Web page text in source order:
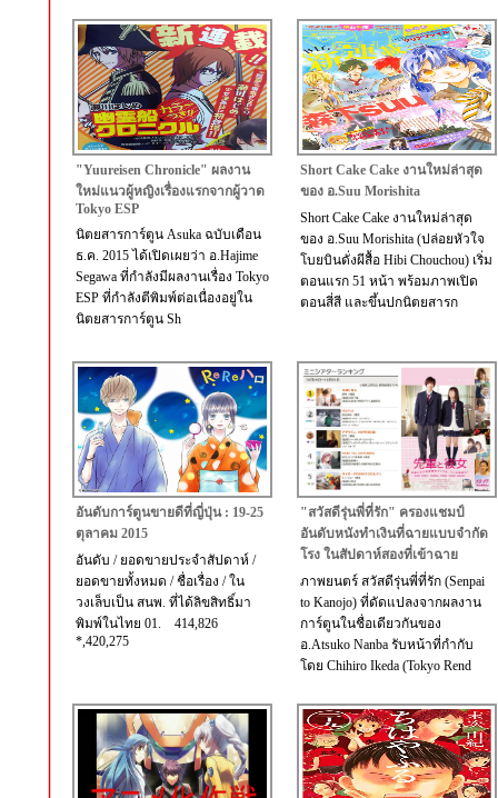
"Yuureisen Chronicle" ผลงาน
ใหม่แนวผู้หญิงเรื่องแรกจากผู้วาด
Tokyo ESP
นิตยสารการ์ตูน Asuka ฉบับเดือน
ธ.ค. 2015 ได้เปิดเผยว่า อ.Hajime
Segawa ที่กำลังมีผลงานเรื่อง Tokyo
ESP ที่กำลังตีพิมพ์ต่อเนื่องอยู่ใน
นิตยสารการ์ตูน Sh
Short Cake Cake งานใหม่ล่าสุด
ของ อ.Suu Morishita
Short Cake Cake งานใหม่ล่าสุด
ของ อ.Suu Morishita (ปล่อยหัวใจ
โบยบินดั่งผีสื้อ Hibi Chouchou) เริ่ม
ตอนแรก 51 หน้า พร้อมภาพเปิด
ตอนสี่สี และขึ้นปกนิตยสารก
อันดับการ์ตูนขายดีที่ญี่ปุ่น : 19-25
ตุลาคม 2015
อันดับ / ยอดขายประจำสัปดาห์ /
ยอดขายทั้งหมด / ชื่อเรื่อง / ใน
วงเล็บเป็น สนพ. ที่ได้ลิขสิทธิ์มา
พิมพ์ในไทย 01. 414,826
*,420,275
"สวัสดีรุ่นพี่ที่รัก" ครองแชมป์
อันดับหนังทำเงินที่ฉายแบบจำกัด
โรง ในสัปดาห์สองที่เข้าฉาย
ภาพยนตร์ สวัสดีรุ่นพี่ที่รัก (Senpai
to Kanojo) ที่ดัดแปลงจากผลงาน
การ์ตูนในชื่อเดียวกันของ
อ.Atsuko Nanba รับหน้าที่กำกับ
โดย Chihiro Ikeda (Tokyo Rend